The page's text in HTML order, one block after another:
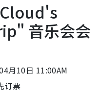
音乐会会
月10日 11:00AM
订票